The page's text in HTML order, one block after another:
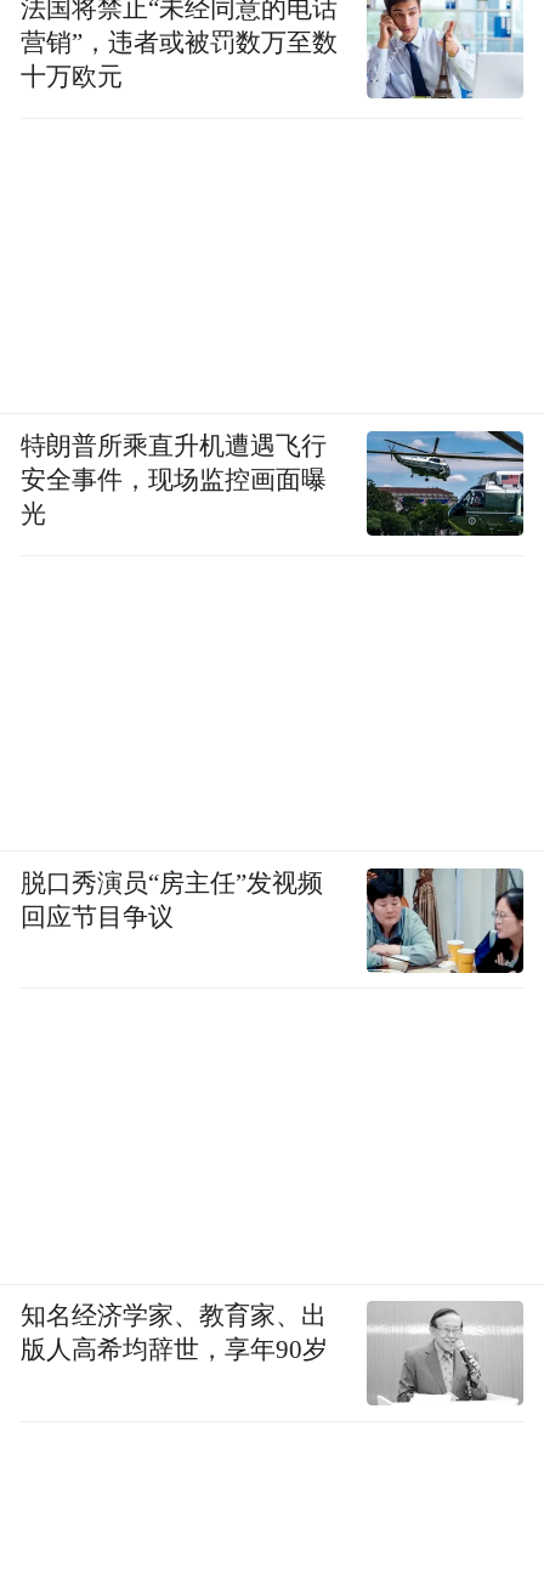
法国将禁止“未经同意的电话
营销”，违者或被罚数万至数
十万欧元
特朗普所乘直升机遭遇飞行
安全事件，现场监控画面曝
光
脱口秀演员“房主任”发视频
回应节目争议
知名经济学家、教育家、出
版人高希均辞世，享年90岁